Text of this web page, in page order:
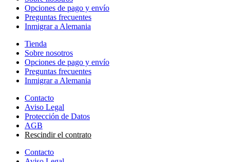
Opciones de pago y envío
Preguntas frecuentes
Inmigrar a Alemania
Tienda
Sobre nosotros
Opciones de pago y envío
Preguntas frecuentes
Inmigrar a Alemania
Contacto
Aviso Legal
Protección de Datos
AGB
Rescindir el contrato
Contacto